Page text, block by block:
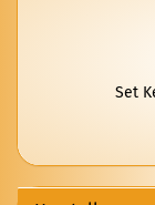
Set